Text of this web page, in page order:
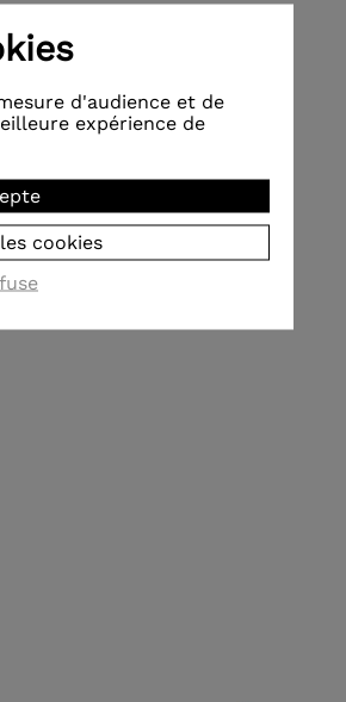
d'audience et de
expérience de
cookies